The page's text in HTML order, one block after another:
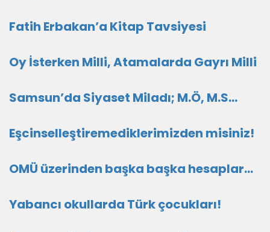
Fatih Erbakan’a Kitap Tavsiyesi
Oy İsterken Milli, Atamalarda Gayrı Milli
Samsun’da Siyaset Miladı; M.Ö, M.S…
Eşcinselleştiremediklerimizden misiniz!
OMÜ üzerinden başka başka hesaplar…
Yabancı okullarda Türk çocukları!